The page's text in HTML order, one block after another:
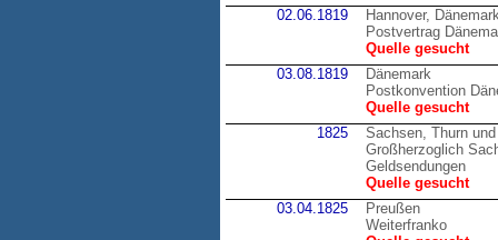
02.06.1819
Hannover,
Postvertrag
Quelle gesucht
03.08.1819
Dänemark
Postkonvention
Quelle gesucht
1825
Sachsen, Thurn
Großherzoglich
Geldsendungen
Quelle gesucht
03.04.1825
Preußen
Weiterfranko